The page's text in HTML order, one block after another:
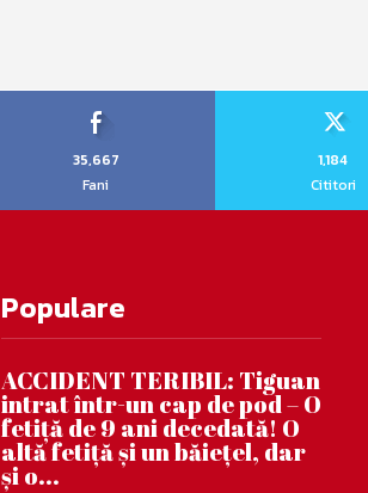
35,667
Fani
1,184
Cititori
Populare
ACCIDENT TERIBIL: Tiguan
intrat într-un cap de pod – O
fetiță de 9 ani decedată! O
altă fetiță și un băiețel, dar
și o...